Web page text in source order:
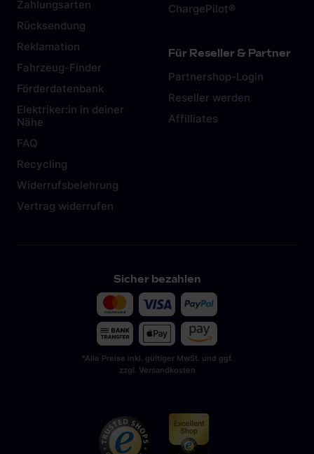
Zahlungsarten
Rücksendung
Reklamation
Fahrzeug-Finder
Förderdatenbank
Elektriker:in in deiner
Nähe
FAQ
Recycling
Widerrufsbelehrung
Vertrag widerrufen
ChargePilot®
Für Reseller & Partner
Partnershop-Login
Reseller werden
Affilliates
Sicher bezahlen
*Alle Preise inkl. gültiger MwSt. und ggf.
zzgl. Versandkosten